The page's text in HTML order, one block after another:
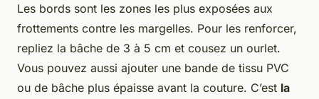
Les bords sont les zones les plus exposées aux
frottements contre les margelles. Pour les renforcer,
repliez la bâche de 3 à 5 cm et cousez un ourlet.
Vous pouvez aussi ajouter une bande de tissu PVC
ou de bâche plus épaisse avant la couture. C’est la